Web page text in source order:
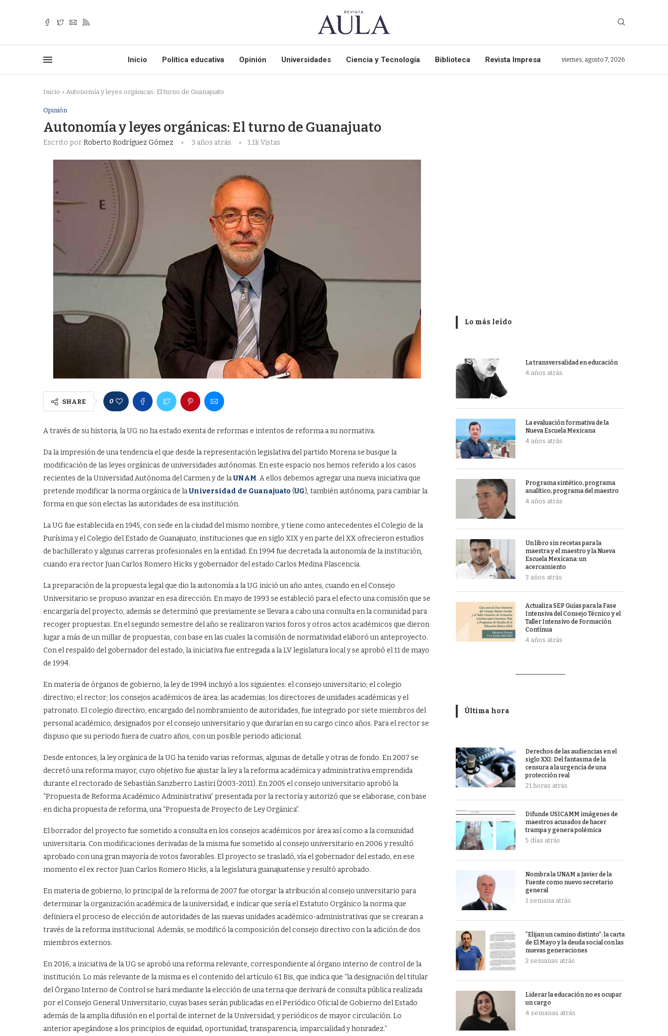
Inicio Política educativa Opinión Universidades Ciencia y Tecnología Biblioteca Revista Impresa viernes, agosto 7, 2026
Inicio » Autonomía y leyes orgánicas: El turno de Guanajuato
Opinión
Autonomía y leyes orgánicas: El turno de Guanajuato
Escrito porRoberto Rodríguez Gómez 3 años atrás 1.1kVistas
SHARE 0
A través de su historia, la UG no ha estado exenta de reformas e intentos de reforma a su normativa.
Da la impresión de una tendencia el que desde la representación legislativa del partido Morena se busque la
modificación de las leyes orgánicas de universidades autónomas. En este espacio nos hemos referido a los casos
recientes de la Universidad Autónoma del Carmen y de laUNAM. A ellos debemos agregar una nueva iniciativa que
pretende modificar la norma orgánica de laUniversidad de Guanajuato (UG), también autónoma, para cambiar la
forma en que son electas las autoridades de esa institución.
La UG fue establecida en 1945, con sede en la ciudad del mismo nombre, y tiene como antecedentes el Colegio de la
Purísima y el Colegio del Estado de Guanajuato, instituciones que en siglo XIX y en parte del XX ofrecieron estudios
de bachillerato y algunas carreras profesionales en la entidad. En 1994 fue decretada la autonomía de la institución,
cuando era rector Juan Carlos Romero Hicks y gobernador del estado Carlos Medina Plascencia.
La preparación de la propuesta legal que dio la autonomía a la UG inició un año antes, cuando en el Consejo
Universitario se propuso avanzar en esa dirección. En mayo de 1993 se estableció para el efecto una comisión que se
encargaría del proyecto, además se determinó que previamente se llevara a cabo una consulta en la comunidad para
recoger propuestas. En el segundo semestre del año se realizaron varios foros y otros actos académicos que dieron
lugar a más de un millar de propuestas, con base en las cuales la comisión de normatividad elaboró un anteproyecto.
Con el respaldo del gobernador del estado, la iniciativa fue entregada a la LV legislatura local y se aprobó el 11 de mayo
de 1994.
En materia de órganos de gobierno, la ley de 1994 incluyó a los siguientes: el consejo universitario; el colegio
directivo; el rector; los consejos académicos de área; las academias; los directores de unidades académicas y el
patronato. El colegio directivo, encargado del nombramiento de autoridades, fue integrado por siete miembros del
personal académico, designados por el consejo universitario y que durarían en su cargo cinco años. Para el rector se
dispuso que su periodo fuera de cuatro años, con un posible periodo adicional.
Desde entonces, la ley orgánica de la UG ha tenido varias reformas, algunas de detalle y otras de fondo. En 2007 se
decretó una reforma mayor, cuyo objetivo fue ajustar la ley a la reforma académica y administrativa emprendida
durante el rectorado de Sebastián Sanzberro Lastiri (2003-2011). En 2005 el consejo universitario aprobó la
“Propuesta de Reforma Académico Administrativa” presentada por la rectoría y autorizó que se elaborase, con base
en dicha propuesta de reforma, una “Propuesta de Proyecto de Ley Orgánica”.
El borrador del proyecto fue sometido a consulta en los consejos académicos por área así como a la comunidad
universitaria. Con modificaciones derivadas de la misma fue sometido al consejo universitario en 2006 y resultó
aprobado con una gran mayoría de votos favorables. El proyecto se trasladó, vía el gobernador del estado, en ese
momento el ex rector Juan Carlos Romero Hicks, a la legislatura guanajuatense y resultó aprobado.
En materia de gobierno, lo principal de la reforma de 2007 fue otorgar la atribución al consejo universitario para
determinar la organización académica de la universidad, e indicar que sería el Estatuto Orgánico la norma que
definiera el proceso de elección de autoridades de las nuevas unidades académico-administrativas que se crearan a
través de la reforma institucional. Además, se modificó la composición del consejo directivo con la adición de dos
miembros externos.
En 2016, a iniciativa de la UG se aprobó una reforma relevante, correspondiente al órgano interno de control de la
institución. Lo más relevante de la misma es el contenido del artículo 61 Bis, que indica que “la designación del titular
del Órgano Interno de Control se hará mediante la elección de una terna que derivará de consulta pública realizada
por el Consejo General Universitario, cuyas bases serán publicadas en el Periódico Oficial de Gobierno del Estado
además de la amplia difusión en el portal de internet de la Universidad, y periódicos de mayor circulación. Lo
anterior apegándose a los principios de equidad, oportunidad, transparencia, imparcialidad y honradez.”
Lo más leído
La transversalidad en educación
4 años atrás
La evaluación formativa de la
Nueva Escuela Mexicana
4 años atrás
Programa sintético, programa
analítico, programa del maestro
4 años atrás
Un libro sin recetas para la
maestra y el maestro y la Nueva
Escuela Mexicana: un
acercamiento
3 años atrás
Actualiza SEP Guías para la Fase
Intensiva del Consejo Técnico y el
Taller Intensivo de Formación
Contínua
4 años atrás
Última hora
Derechos de las audiencias en el
siglo XXI: Del fantasma de la
censura a la urgencia de una
protección real
21 horas atrás
Difunde USICAMM imágenes de
maestros acusados de hacer
trampa y genera polémica
5 días atrás
Nombra la UNAM a Javier de la
Fuente como nuevo secretario
general
1 semana atrás
“Elijan un camino distinto”: la carta
de El Mayo y la deuda social con las
nuevas generaciones
2 semanas atrás
Liderar la educación no es ocupar
un cargo
4 semanas atrás